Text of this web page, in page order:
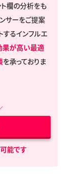
欄の分析をも
サーをご提案
するインフルエ
果が高い最適
を承っておりま
能です